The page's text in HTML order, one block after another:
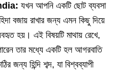
যখন আপনি একটি ছোট ব্যবসা
বজায় রাখার জন্য এমন কিছু দিয়ে
হয়। এই বিষয়টি মাথায় রেখে,
তার মধ্যে একটি হল আগরবাতি
জন্য হিন্দি শব্দ, যা বিশ্বব্যাপী